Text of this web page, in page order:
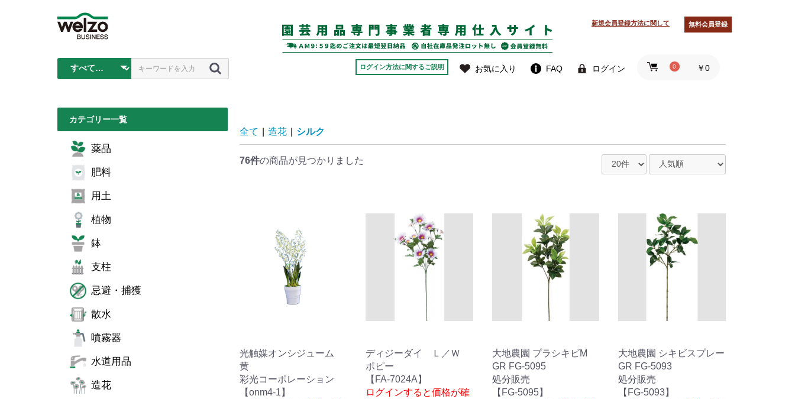
新規会員登録方法に関して 無料会員登録
ログイン方法に関するご説明 お気に入り FAQ ログイン 0 ￥0
カテゴリー一覧
薬品
肥料
用土
植物
鉢
支柱
忌避・捕獲
散水
噴霧器
水道用品
造花
全て 造花 シルク
76件の商品が見つかりました
光触媒オンシジューム
黄
彩光コーポレーション
【onm4-1】
ディジーダイ Ｌ／Ｗ
ポピー
【FA-7024A】
ログインすると価格が確
大地農園 プラシキビM
GR FG-5095
処分販売
【FG-5095】
大地農園 シキビスプレー
GR FG-5093
処分販売
【FG-5093】